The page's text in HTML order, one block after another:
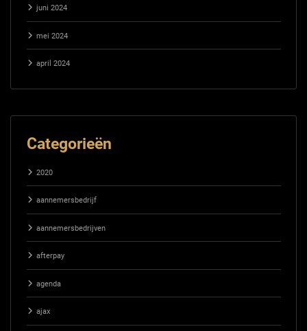
juni 2024
mei 2024
april 2024
Categorieën
2020
aannemersbedrijf
aannemersbedrijven
afterpay
agenda
ajax